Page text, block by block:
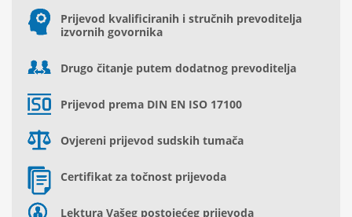
Prijevod kvalificiranih i stručnih prevoditelja
izvornih govornika
Drugo čitanje putem dodatnog prevoditelja
Prijevod prema DIN EN ISO 17100
Ovjereni prijevod sudskih tumača
Certifikat za točnost prijevoda
Lektura Vašeg postojećeg prijevoda